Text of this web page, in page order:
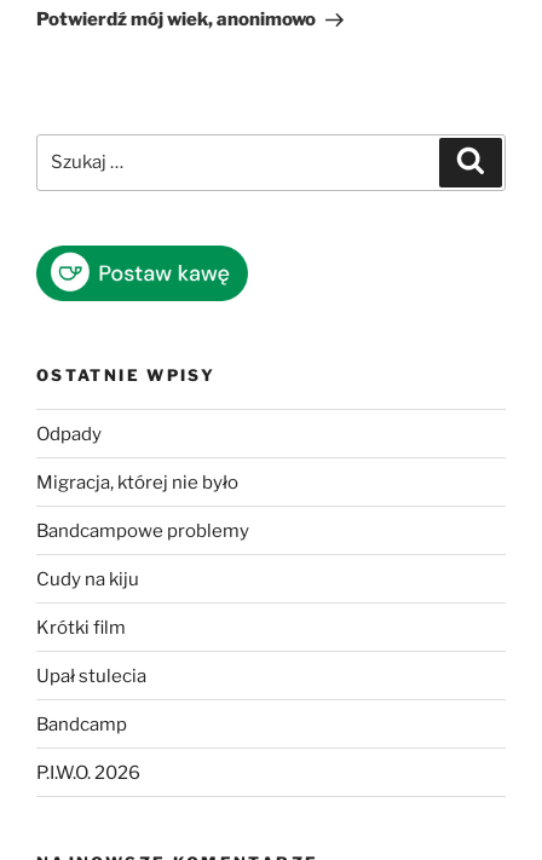
wpis
Potwierdź mój wiek, anonimowo
OSTATNIE WPISY
Odpady
Migracja, której nie było
Bandcampowe problemy
Cudy na kiju
Krótki film
Upał stulecia
Bandcamp
P.I.W.O. 2026